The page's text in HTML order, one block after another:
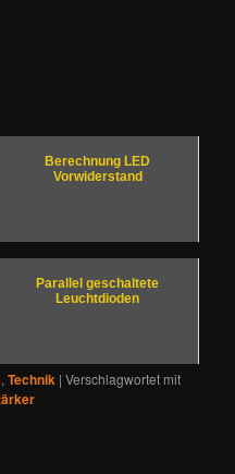
Berechnung LED
Vorwiderstand
Parallel geschaltete
Leuchtdioden
,Technik |Verschlagwortet mit